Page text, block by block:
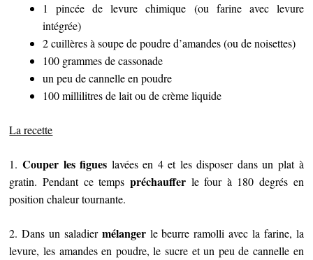
1 pincée de levure chimique (ou farine avec levure
intégrée)
2 cuillères à soupe de poudre d’amandes (ou de noisettes)
100 grammes de cassonade
un peu de cannelle en poudre
100 millilitres de lait ou de crème liquide
La recette
1. Couper les figues lavées en 4 et les disposer dans un plat à
gratin. Pendant ce temps préchaufferle four à 180 degrés en
position chaleur tournante.
2. Dans un saladier mélangerle beurre ramolli avec la farine, la
levure, les amandes en poudre, le sucre et un peu de cannelle en